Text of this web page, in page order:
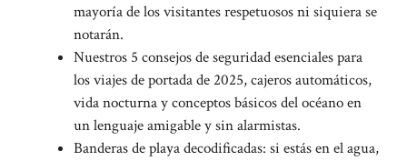
mayoría de los visitantes respetuosos ni siquiera se
notarán.
Nuestros 5 consejos de seguridad esenciales para
los viajes de portada de 2025, cajeros automáticos,
vida nocturna y conceptos básicos del océano en
un lenguaje amigable y sin alarmistas.
Banderas de playa decodificadas: si estás en el agua,